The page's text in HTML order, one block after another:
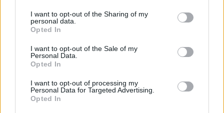
I want to opt-out of the Sharing of my
personal data.
Opted In
I want to opt-out of the Sale of my
Personal Data.
Opted In
I want to opt-out of processing my
Personal Data for Targeted Advertising.
Opted In
Σχετικά Άρθρα